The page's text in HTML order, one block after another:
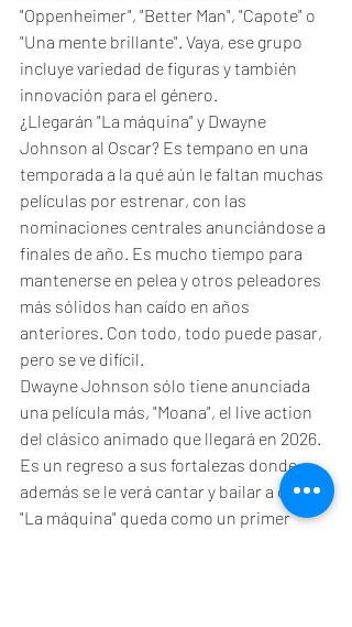
"Oppenheimer", "Better Man", "Capote" o
"Una mente brillante". Vaya, ese grupo
incluye variedad de figuras y también
innovación para el género.
¿Llegarán "La máquina" y Dwayne
Johnson al Oscar? Es tempano en una
temporada a la qué aún le faltan muchas
películas por estrenar, con las
nominaciones centrales anunciándose a
finales de año. Es mucho tiempo para
mantenerse en pelea y otros peleadores
más sólidos han caído en años
anteriores. Con todo, todo puede pasar,
pero se ve difícil.
Dwayne Johnson sólo tiene anunciada
una película más, "Moana", el live action
del clásico animado que llegará en 2026.
Es un regreso a sus fortalezas donde
además se le verá cantar y bailar a cuado.
"La máquina" queda como un primer